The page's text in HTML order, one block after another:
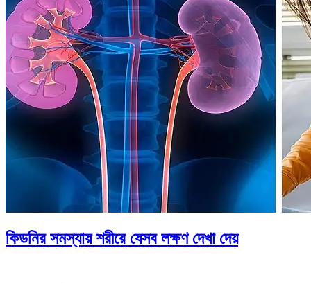
কিডনির সমস্যায় শরীরে যেসব লক্ষণ দেখা দেয়